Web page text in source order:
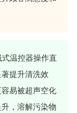
温控器操作直
提升清洗效
易被超声空化
，溶解污染物